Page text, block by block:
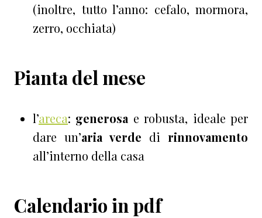
(inoltre, tutto l’anno: cefalo, mormora,
zerro, occhiata)
Pianta del mese
l’areca: generosa e robusta, ideale per
dare un’aria verde di rinnovamento
all’interno della casa
Calendario in pdf